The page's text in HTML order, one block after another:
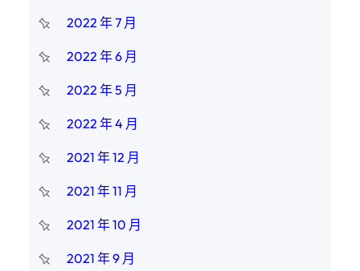
2022 年 7 月
2022 年 6 月
2022 年 5 月
2022 年 4 月
2021 年 12 月
2021 年 11 月
2021 年 10 月
2021 年 9 月